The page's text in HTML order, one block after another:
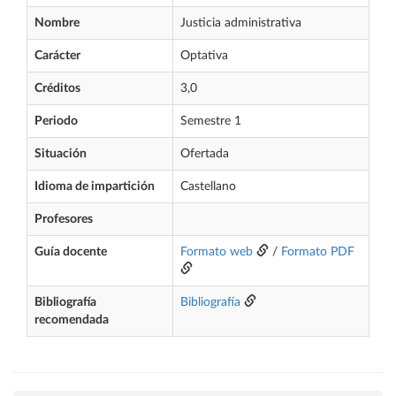
Nombre Justicia administrativa
Carácter Optativa
Créditos 3,0
Periodo Semestre 1
Situación Ofertada
Idioma de impartición Castellano
Profesores
Guía docente Formato web / Formato PDF
Bibliografía
recomendada
Bibliografía